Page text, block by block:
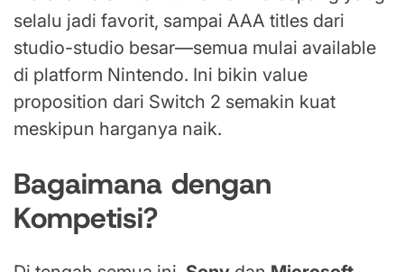
selalu jadi favorit, sampai AAA titles dari
studio-studio besar—semua mulai available
di platform Nintendo. Ini bikin value
proposition dari Switch 2 semakin kuat
meskipun harganya naik.
Bagaimana dengan
Kompetisi?